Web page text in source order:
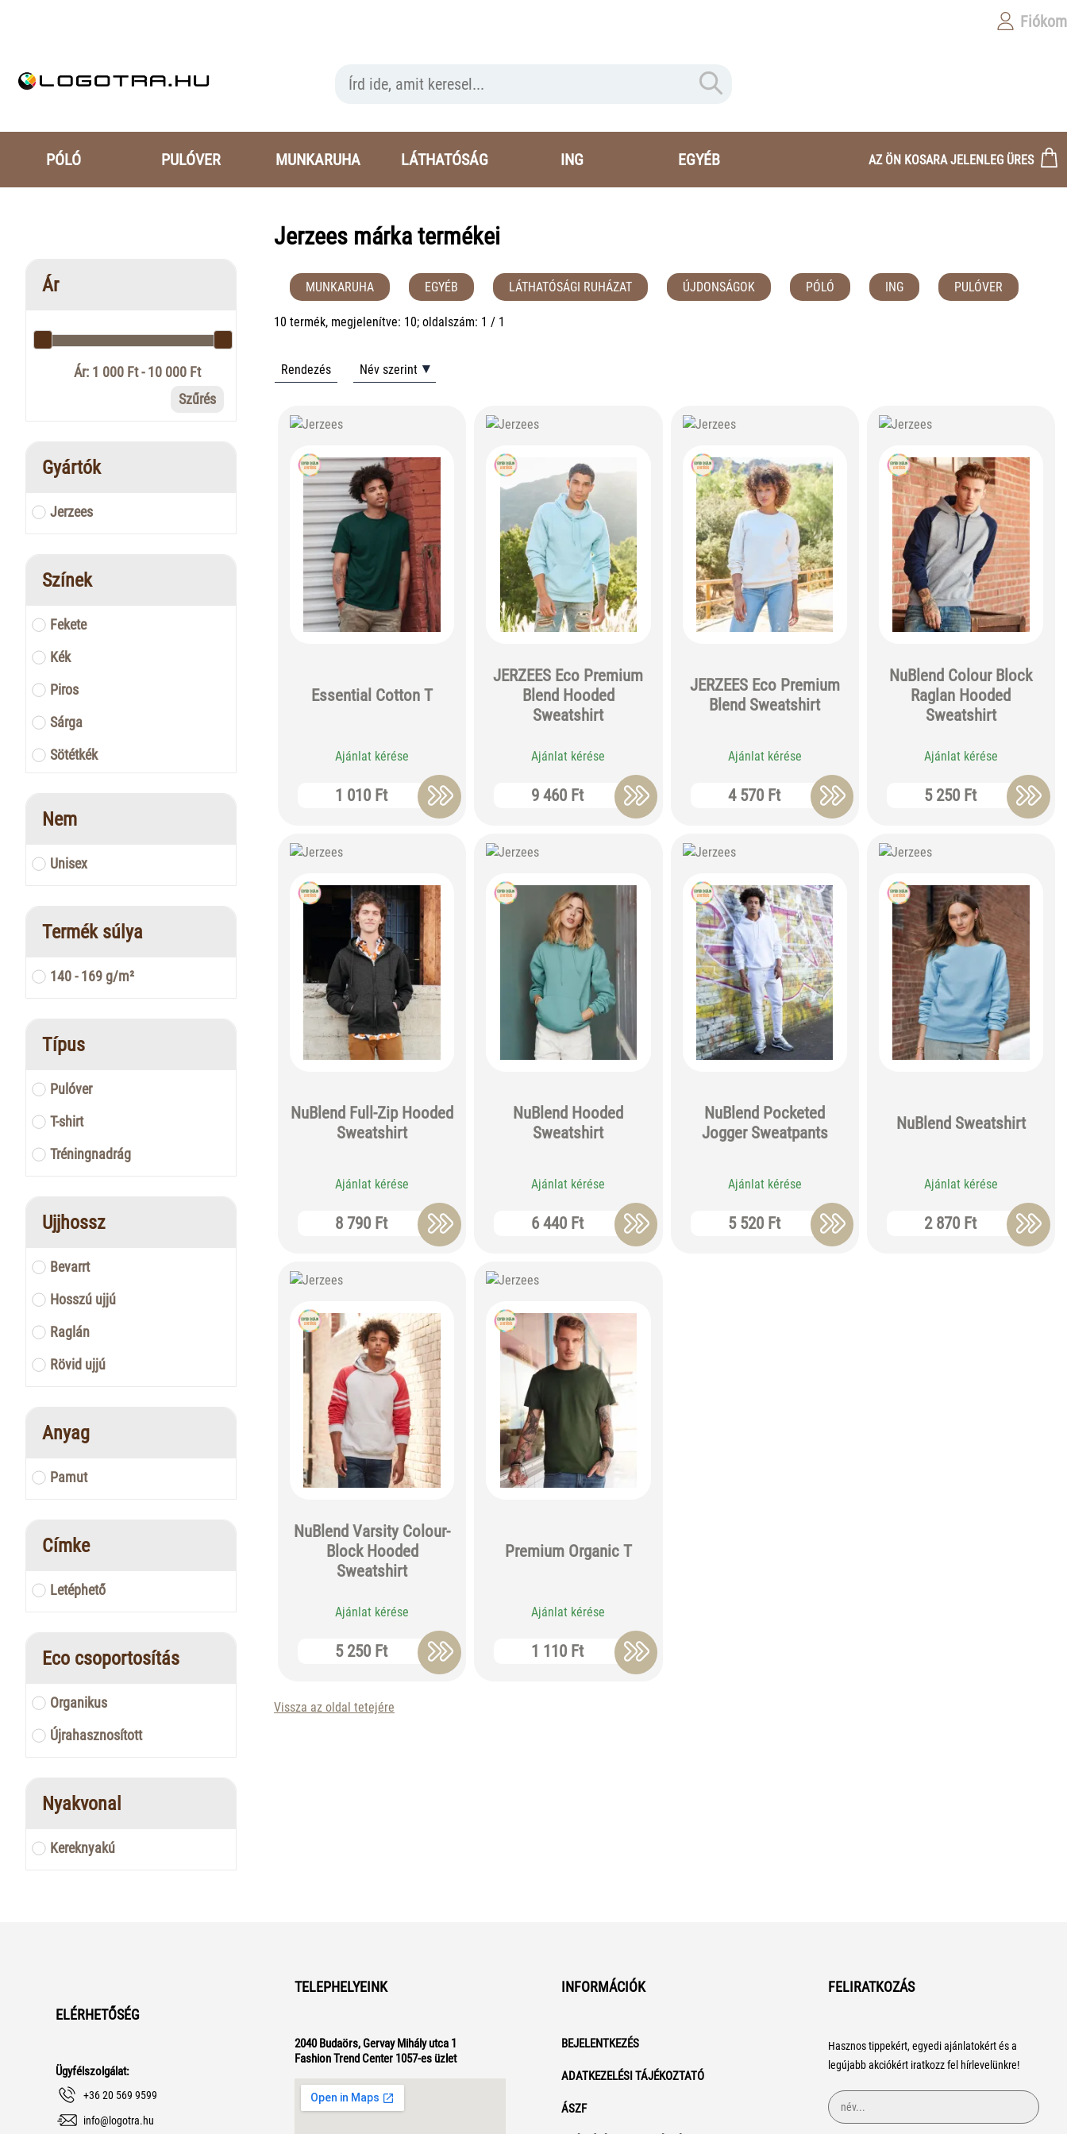
Fiókom
PÓLÓ PULÓVER MUNKARUHA LÁTHATÓSÁG ING EGYÉB AZ ÖN KOSARA JELENLEG ÜRES
Ár
Ár: 1 000 Ft - 10 000 Ft
Szűrés
Gyártók
Jerzees
Színek
Fekete
Kék
Piros
Sárga
Sötétkék
Világoskék
Nem
Unisex
Termék súlya
140 - 169 g/m²
Típus
Pulóver
T-shirt
Tréningnadrág
Ujjhossz
Bevarrt
Hosszú ujjú
Raglán
Rövid ujjú
Anyag
Pamut
Címke
Letéphető
Eco csoportosítás
Organikus
Újrahasznosított
Nyakvonal
Kereknyakú
Jerzees márka termékei
MUNKARUHA EGYÉB LÁTHATÓSÁGI RUHÁZAT ÚJDONSÁGOK PÓLÓ ING PULÓVER
10 termék, megjelenítve: 10; oldalszám: 1 / 1
Rendezés Név szerint
Essential Cotton T
Ajánlat kérése
1 010 Ft
JERZEES Eco Premium
Blend Hooded
Sweatshirt
Ajánlat kérése
9 460 Ft
JERZEES Eco Premium
Blend Sweatshirt
Ajánlat kérése
4 570 Ft
NuBlend Colour Block
Raglan Hooded
Sweatshirt
Ajánlat kérése
5 250 Ft
NuBlend Full-Zip Hooded
Sweatshirt
Ajánlat kérése
8 790 Ft
NuBlend Hooded
Sweatshirt
Ajánlat kérése
6 440 Ft
NuBlend Pocketed
Jogger Sweatpants
Ajánlat kérése
5 520 Ft
NuBlend Sweatshirt
Ajánlat kérése
2 870 Ft
NuBlend Varsity Colour-
Block Hooded
Sweatshirt
Ajánlat kérése
5 250 Ft
Premium Organic T
Ajánlat kérése
1 110 Ft
Vissza az oldal tetejére
ELÉRHETŐSÉG
Ügyfélszolgálat:
+36 20 569 9599
info@logotra.hu
TELEPHELYEINK
2040 Budaörs, Gervay Mihály utca 1
Fashion Trend Center 1057-es üzlet
INFORMÁCIÓK
BEJELENTKEZÉS
ADATKEZELÉSI TÁJÉKOZTATÓ
ÁSZF
FELIRATKOZÁS
Hasznos tippekért, egyedi ajánlatokért és a
legújabb akciókért iratkozz fel hírlevelünkre!